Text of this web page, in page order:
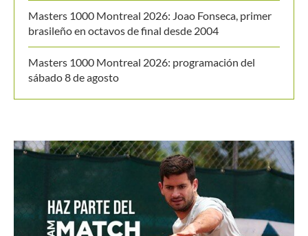
Masters 1000 Montreal 2026: Joao Fonseca, primer
brasileño en octavos de final desde 2004
Masters 1000 Montreal 2026: programación del
sábado 8 de agosto